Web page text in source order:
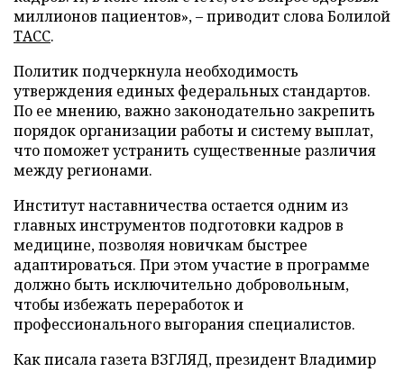
миллионов пациентов», – приводит слова Болилой
ТАСС.
Политик подчеркнула необходимость
утверждения единых федеральных стандартов.
По ее мнению, важно законодательно закрепить
порядок организации работы и систему выплат,
что поможет устранить существенные различия
между регионами.
Институт наставничества остается одним из
главных инструментов подготовки кадров в
медицине, позволяя новичкам быстрее
адаптироваться. При этом участие в программе
должно быть исключительно добровольным,
чтобы избежать переработок и
профессионального выгорания специалистов.
Как писала газета ВЗГЛЯД, президент Владимир